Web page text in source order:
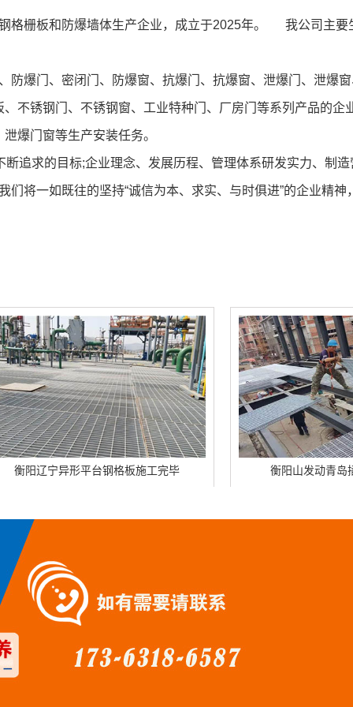
栅板和防爆墙体生产企业，成立于2025年。 我公司主要
爆门、密闭门、防爆窗、抗爆门、抗爆窗、泄爆门、泄爆窗
不锈钢门、不锈钢窗、工业特种门、厂房门等系列产品的企
爆门窗等生产安装任务。
追求的目标;企业理念、发展历程、管理体系研发实力、制造
一如既往的坚持“诚信为本、求实、与时俱进”的企业精神
台钢格板施工完毕 衡阳山发动青岛插接钢格板施工